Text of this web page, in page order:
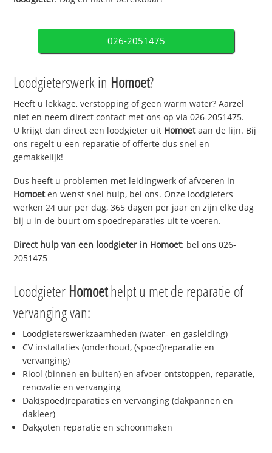
026-2051475
Loodgieterswerk in Homoet?
Heeft u lekkage, verstopping of geen warm water? Aarzel
niet en neem direct contact met ons op via 026-2051475.
U krijgt dan direct een loodgieter uit Homoetaan de lijn. Bij
ons regelt u een reparatie of offerte dus snel en
gemakkelijk!
Dus heeft u problemen met leidingwerk of afvoeren in
Homoeten wenst snel hulp, bel ons. Onze loodgieters
werken 24 uur per dag, 365 dagen per jaar en zijn elke dag
bij u in de buurt om spoedreparaties uit te voeren.
Direct hulp van een loodgieter in Homoet: bel ons 026-
2051475
Loodgieter Homoethelpt u met de reparatie of
vervanging van:
Loodgieterswerkzaamheden (water- en gasleiding)
CV installaties (onderhoud, (spoed)reparatie en
vervanging)
Riool (binnen en buiten) en afvoer ontstoppen, reparatie,
renovatie en vervanging
Dak(spoed)reparaties en vervanging (dakpannen en
dakleer)
Dakgoten reparatie en schoonmaken